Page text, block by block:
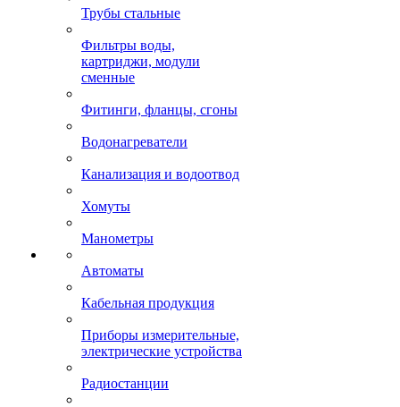
Трубы стальные
Фильтры воды,
картриджи, модули
сменные
Фитинги, фланцы, сгоны
Водонагреватели
Канализация и водоотвод
Хомуты
Манометры
Автоматы
Кабельная продукция
Приборы измерительные,
электрические устройства
Радиостанции